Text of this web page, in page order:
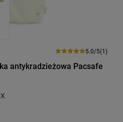
5.0/5(1)
antykradzieżowa Pacsafe